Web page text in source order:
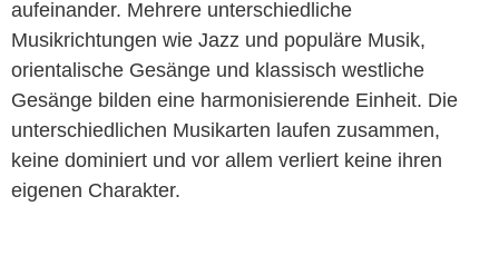
aufeinander. Mehrere unterschiedliche
Musikrichtungen wie Jazz und populäre Musik,
orientalische Gesänge und klassisch westliche
Gesänge bilden eine harmonisierende Einheit. Die
unterschiedlichen Musikarten laufen zusammen,
keine dominiert und vor allem verliert keine ihren
eigenen Charakter.